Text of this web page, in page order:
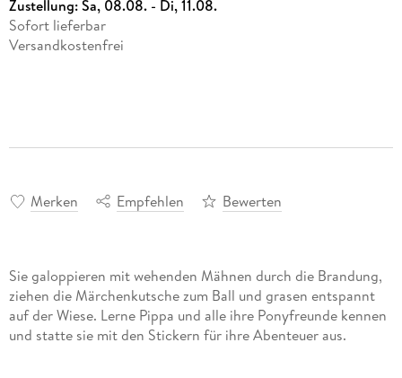
Zustellung:Sa, 08.08. - Di, 11.08.
Sofort lieferbar
Versandkostenfrei
Merken Empfehlen Bewerten
Sie galoppieren mit wehenden Mähnen durch die Brandung,
ziehen die Märchenkutsche zum Ball und grasen entspannt
auf der Wiese. Lerne Pippa und alle ihre Ponyfreunde kennen
und statte sie mit den Stickern für ihre Abenteuer aus.